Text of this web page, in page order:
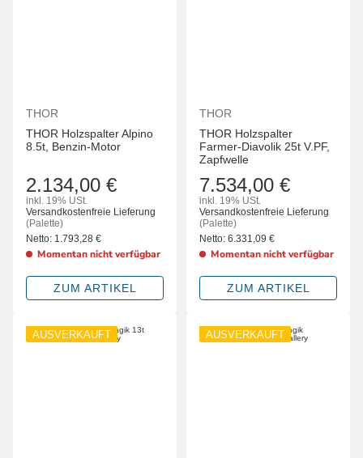
THOR
THOR Holzspalter Alpino
8.5t, Benzin-Motor
2.134,00 €
inkl. 19% USt.
Versandkostenfreie Lieferung
(Palette)
Netto: 1.793,28 €
Momentan nicht verfügbar
ZUM ARTIKEL
THOR
THOR Holzspalter
Farmer-Diavolik 25t V.PF,
Zapfwelle
7.534,00 €
inkl. 19% USt.
Versandkostenfreie Lieferung
(Palette)
Netto: 6.331,09 €
Momentan nicht verfügbar
ZUM ARTIKEL
AUSVERKAUFT AUSVERKAUFT